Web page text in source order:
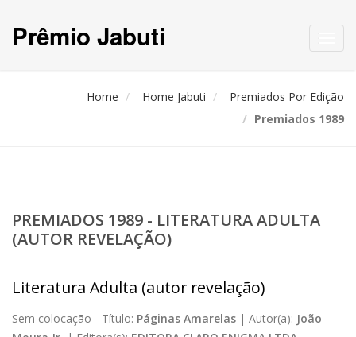
Prêmio Jabuti
Home Home Jabuti
Premiados Por Edição
Premiados 1989
PREMIADOS 1989 - LITERATURA ADULTA
(AUTOR REVELAÇÃO)
Literatura Adulta (autor revelação)
Sem colocação - Título: Páginas Amarelas | Autor(a): João